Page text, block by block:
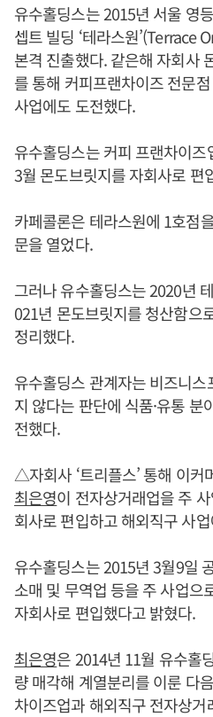
유수홀딩스는 2015년 서울 영
셉트 빌딩 ‘테라스원’(Terrace
본격 진출했다. 같은해 자회사
를 통해 커피프랜차이즈 전문
사업에도 도전했다.
유수홀딩스는 커피 프랜차이
3월 몬도브릿지를 자회사로 편
카페콜론은 테라스원에 1호점
문을 열었다.
그러나 유수홀딩스는 2020년
021년 몬도브릿지를 청산함으
정리했다.
유수홀딩스 관계자는 비즈니
지 않다는 판단에 식품·유통
전했다.
△자회사 ‘트리플스’ 통해 이커
최은영이 전자상거래업을 주
회사로 편입하고 해외직구 사
유수홀딩스는 2015년 3월9일
소매 및 무역업 등을 주 사업으
자회사로 편입했다고 밝혔다.
최은영은 2014년 11월 유수홀
량 매각해 계열분리를 이룬 다
차이즈업과 해외직구 전자상거